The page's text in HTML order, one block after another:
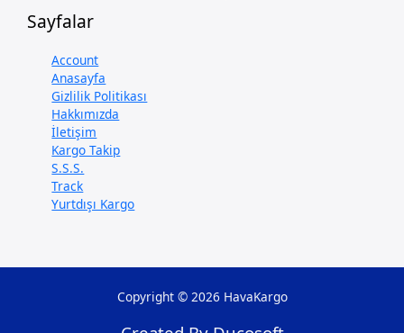
Sayfalar
Account
Anasayfa
Gizlilik Politikası
Hakkımızda
İletişim
Kargo Takip
S.S.S.
Track
Yurtdışı Kargo
Copyright © 2026 HavaKargo